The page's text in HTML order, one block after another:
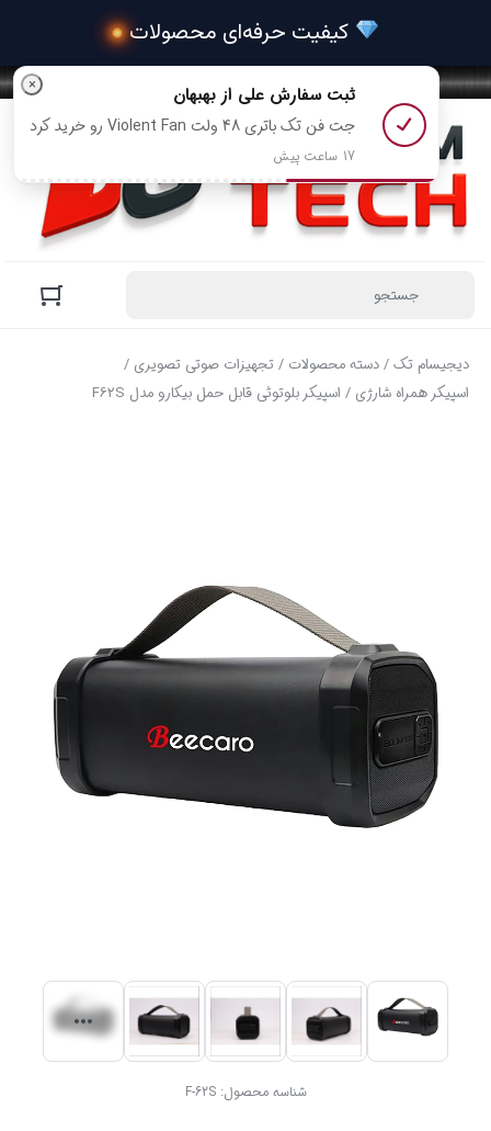
دیجیسام تک/دسته محصولات /تجهیزات صوتی تصویری /
اسپیکر همراه شارژی / اسپیکر بلوتوثی قابل حمل بیکارو مدل F62S
شناسه محصول:F-62S
کیف
× ثبت سفارش علی از بهبهان
جت فن تک باتری 48 ولت Violent Fan رو خرید کرد
17 ساعت پیش